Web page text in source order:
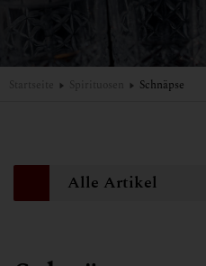
Home
My Selection
Startseite Spirituosen Schnäpse
Alle Artikel